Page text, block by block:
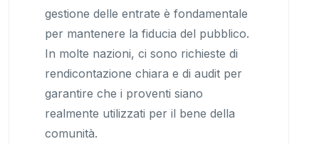
gestione delle entrate è fondamentale
per mantenere la fiducia del pubblico.
In molte nazioni, ci sono richieste di
rendicontazione chiara e di audit per
garantire che i proventi siano
realmente utilizzati per il bene della
comunità.